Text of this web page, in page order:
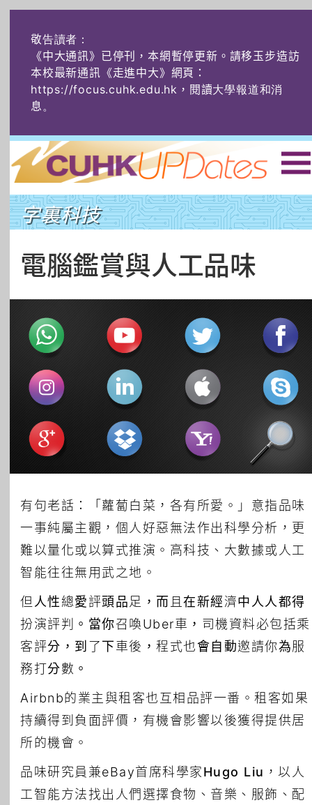
敬告讀者：
《中大通訊》已停刊，本網暫停更新。請移玉步造訪
本校最新通訊《走進中大》網頁：
https://focus.cuhk.edu.hk，閱讀大學報道和消
息。
主頁 | ENG | 简体 |
頭條 榜上友名 學術探奇
社創薈動 六物窺人
AI：人算不如
機算？
所有主題
字裏科技
電腦鑑賞與人工品味
有句老話：「蘿蔔白菜，各有所愛。」意指品味
一事純屬主觀，個人好惡無法作出科學分析，更
難以量化或以算式推演。高科技、大數據或人工
智能往往無用武之地。
但人性總愛評頭品足，而且在新經濟中人人都得
扮演評判。當你召喚Uber車，司機資料必包括乘
客評分，到了下車後，程式也會自動邀請你為服
務打分數。
Airbnb的業主與租客也互相品評一番。租客如果
持續得到負面評價，有機會影響以後獲得提供居
所的機會。
品味研究員兼eBay首席科學家Hugo Liu ，以人
工智能方法找出人們選擇食物、音樂、服飾、配